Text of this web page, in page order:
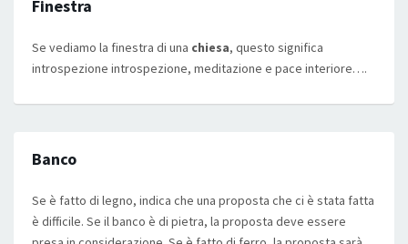
Finestra
Se vediamo la finestra di una chiesa, questo significa
introspezione introspezione, meditazione e pace interiore….
Banco
Se è fatto di legno, indica che una proposta che ci è stata fatta
è difficile. Se il banco è di pietra, la proposta deve essere